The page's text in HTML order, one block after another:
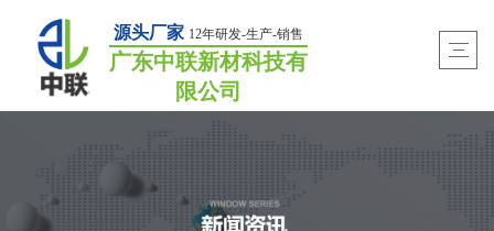
源头厂家 12年研发-生产-销售
广东中联新材科技有
限公司